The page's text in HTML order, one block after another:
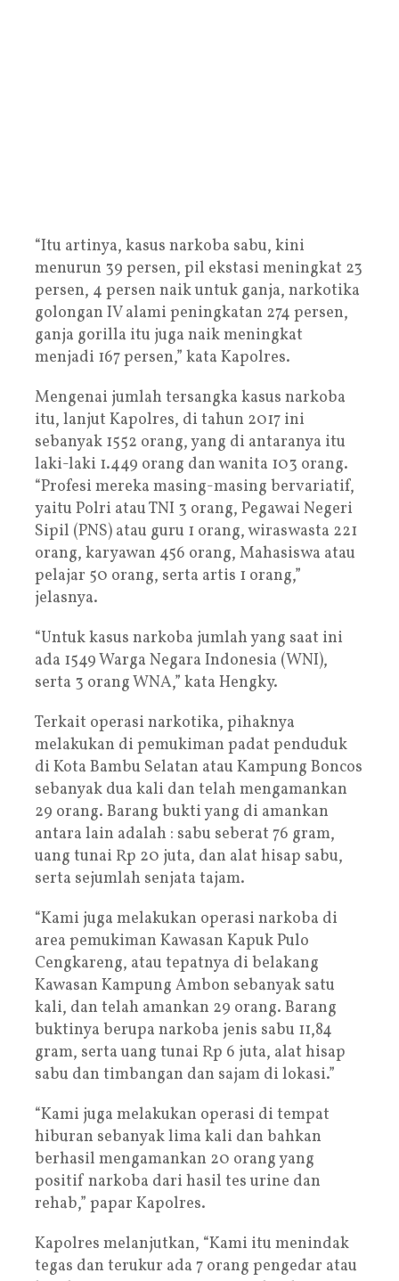
“Itu artinya, kasus narkoba sabu, kini
menurun 39 persen, pil ekstasi meningkat 23
persen, 4 persen naik untuk ganja, narkotika
golongan IV alami peningkatan 274 persen,
ganja gorilla itu juga naik meningkat
menjadi 167 persen,” kata Kapolres.
Mengenai jumlah tersangka kasus narkoba
itu, lanjut Kapolres, di tahun 2017 ini
sebanyak 1552 orang, yang di antaranya itu
laki-laki 1.449 orang dan wanita 103 orang.
“Profesi mereka masing-masing bervariatif,
yaitu Polri atau TNI 3 orang, Pegawai Negeri
Sipil (PNS) atau guru 1 orang, wiraswasta 221
orang, karyawan 456 orang, Mahasiswa atau
pelajar 50 orang, serta artis 1 orang,”
jelasnya.
“Untuk kasus narkoba jumlah yang saat ini
ada 1549 Warga Negara Indonesia (WNI),
serta 3 orang WNA,” kata Hengky.
Terkait operasi narkotika, pihaknya
melakukan di pemukiman padat penduduk
di Kota Bambu Selatan atau Kampung Boncos
sebanyak dua kali dan telah mengamankan
29 orang. Barang bukti yang di amankan
antara lain adalah : sabu seberat 76 gram,
uang tunai Rp 20 juta, dan alat hisap sabu,
serta sejumlah senjata tajam.
“Kami juga melakukan operasi narkoba di
area pemukiman Kawasan Kapuk Pulo
Cengkareng, atau tepatnya di belakang
Kawasan Kampung Ambon sebanyak satu
kali, dan telah amankan 29 orang. Barang
buktinya berupa narkoba jenis sabu 11,84
gram, serta uang tunai Rp 6 juta, alat hisap
sabu dan timbangan dan sajam di lokasi.”
“Kami juga melakukan operasi di tempat
hiburan sebanyak lima kali dan bahkan
berhasil mengamankan 20 orang yang
positif narkoba dari hasil tes urine dan
rehab,” papar Kapolres.
Kapolres melanjutkan, “Kami itu menindak
tegas dan terukur ada 7 orang pengedar atau